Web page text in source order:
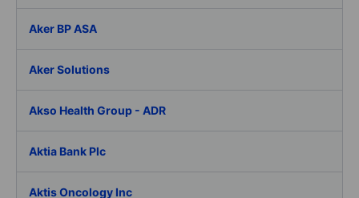
Aker BP ASA
Aker Solutions
Akso Health Group - ADR
Aktia Bank Plc
Aktis Oncology Inc